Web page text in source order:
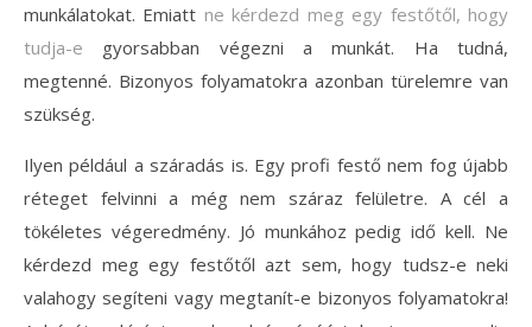
munkálatokat. Emiatt ne kérdezd meg egy festőtől, hogy
tudja-e gyorsabban végezni a munkát. Ha tudná,
megtenné. Bizonyos folyamatokra azonban türelemre van
szükség.
Ilyen például a száradás is. Egy profi festő nem fog újabb
réteget felvinni a még nem száraz felületre. A cél a
tökéletes végeredmény. Jó munkához pedig idő kell. Ne
kérdezd meg egy festőtől azt sem, hogy tudsz-e neki
valahogy segíteni vagy megtanít-e bizonyos folyamatokra!